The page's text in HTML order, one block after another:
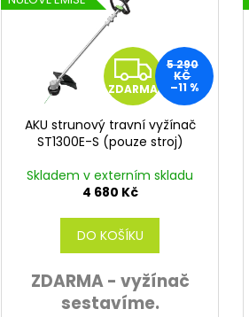
i
Z
D
A
R
M
A
ZDARMA
5 290
KČ
–11 %
AKU strunový travní vyžínač
ST1300E-S (pouze stroj)
Skladem v externím skladu
4 680 Kč
DO KOŠÍKU
ZDARMA - vyžínač
sestavíme.